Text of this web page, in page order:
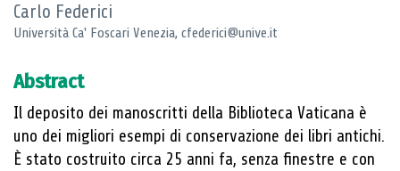
Carlo Federici
Università Ca' Foscari Venezia, cfederici@unive.it
Abstract
Il deposito dei manoscritti della Biblioteca Vaticana è
uno dei migliori esempi di conservazione dei libri antichi.
È stato costruito circa 25 anni fa, senza finestre e con